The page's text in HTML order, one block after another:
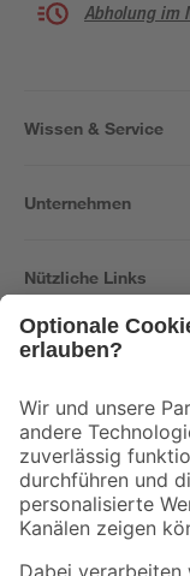
Abholung im
Wissen & Service
Unternehmen
Nützliche Links
Der toom Newsletter:
Zur Newsletter
Folge uns